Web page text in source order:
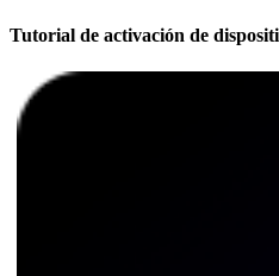
Tutorial de activación de